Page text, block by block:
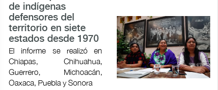
de indígenas
defensores del
territorio en siete
estados desde 1970
El informe se realizó en
Chiapas, Chihuahua,
Guerrero, Michoacán,
Oaxaca, Puebla y Sonora